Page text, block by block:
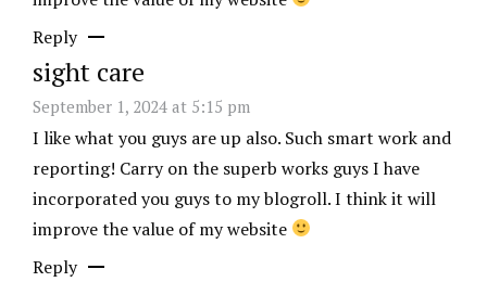
Reply
sight care
September 1, 2024 at 5:15 pm
I like what you guys are up also. Such smart work and
reporting! Carry on the superb works guys I have
incorporated you guys to my blogroll. I think it will
improve the value of my website
Reply